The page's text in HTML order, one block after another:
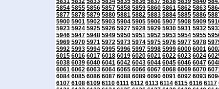
5854 5855 5856 5857 5858 5859 5860 5861 5862 5863
5877 5878 5879 5880 5881 5882 5883 5884 5885 5886
5900 5901 5902 5903 5904 5905 5906 5907 5908 5909
5923 5924 5925 5926 5927 5928 5929 5930 5931 5932
5946 5947 5948 5949 5950 5951 5952 5953 5954 5955
5969 5970 5971 5972 5973 5974 5975 5976 5977 5978
5992 5993 5994 5995 5996 5997 5998 5999 6000 6001
6015 6016 6017 6018 6019 6020 6021 6022 6023 6024
6038 6039 6040 6041 6042 6043 6044 6045 6046 6047
6061 6062 6063 6064 6065 6066 6067 6068 6069 6070
6084 6085 6086 6087 6088 6089 6090 6091 6092 6093
6107 6108 6109 6110 6111 6112 6113 6114 6115 6116 6117